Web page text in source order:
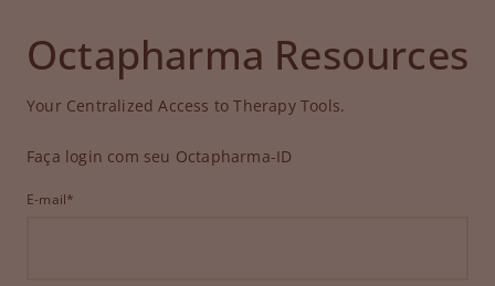
Octapharma Resources
Your Centralized Access to Therapy Tools.
Faça login com seu Octapharma-ID
E-mail*